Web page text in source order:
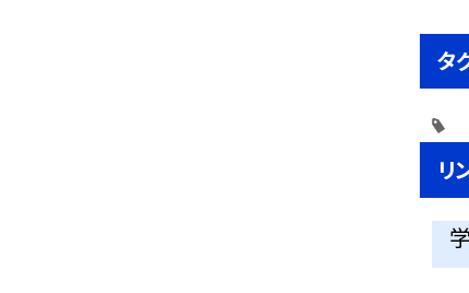
タ
リ